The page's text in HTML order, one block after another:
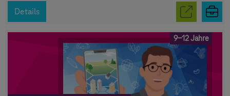
Details
9-12 Jahre